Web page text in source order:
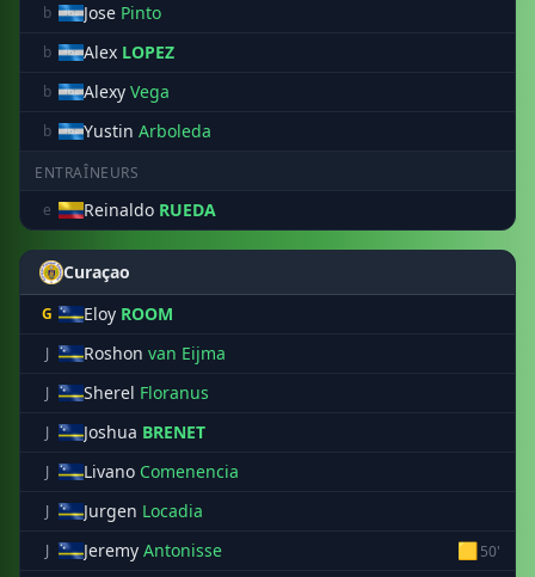
b Jose Pinto
b Alex LOPEZ
b Alexy Vega
b Yustin Arboleda
ENTRAÎNEURS
e
Reinaldo RUEDA
Curaçao
G Eloy ROOM
J Roshon van Eijma
J Sherel Floranus
J Joshua BRENET
J Livano Comenencia
J Jurgen Locadia
J Jeremy Antonisse 🟨50'